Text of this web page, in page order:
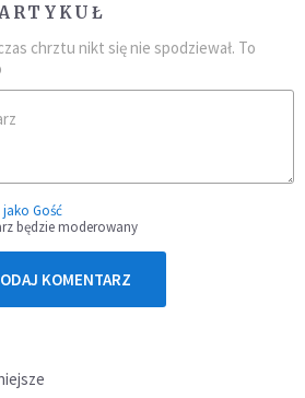
chrztu nikt się nie spodziewał. To
Gość
będzie moderowany
KOMENTARZ